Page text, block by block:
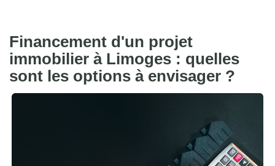
Financement d'un projet
immobilier à Limoges : quelles
sont les options à envisager ?